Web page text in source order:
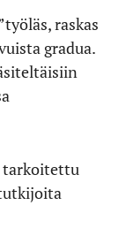
raskas
gradua.
tarkoitettu